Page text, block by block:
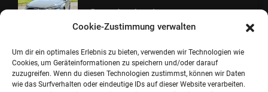
Cookie-Zustimmung verwalten
Um dir ein optimales Erlebnis zu bieten, verwenden wir Technologien wie
Cookies, um Geräteinformationen zu speichern und/oder darauf
zuzugreifen. Wenn du diesen Technologien zustimmst, können wir Daten
wie das Surfverhalten oder eindeutige IDs auf dieser Website verarbeiten.
Sorry Leute :-)
06/08/2026
Auslieferung